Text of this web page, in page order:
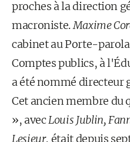
proches à la direction
macroniste.Maxime
cabinet au Porte-
Comptes publics, à
a été nommé directeur
Cet ancien membre du
», avecLouis Jublin,
Lesieur, était depuis